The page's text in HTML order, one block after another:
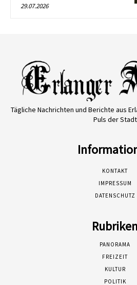
29.07.2026
Tägliche Nachrichten und Berichte aus
Puls der Stadt
KONTAKT
IMPRESSUM
DATENSCHUTZ
Rubriken
PANORAMA
FREIZEIT
KULTUR
POLITIK